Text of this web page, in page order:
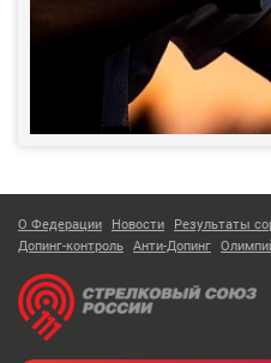
О Федерации Новости Результаты
Допинг-контроль Анти-Допинг